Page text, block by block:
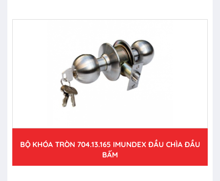
BỘ KHÓA TRÒN 704.13.165 IMUNDEX ĐẦU CHÌA ĐẦU
BẤM